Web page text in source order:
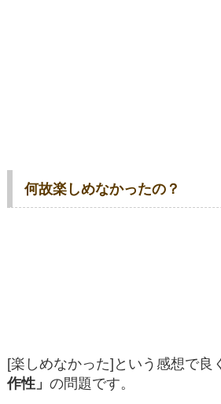
何故楽しめなかったの？
[楽しめなかった]という感想で良
作性」の問題です。